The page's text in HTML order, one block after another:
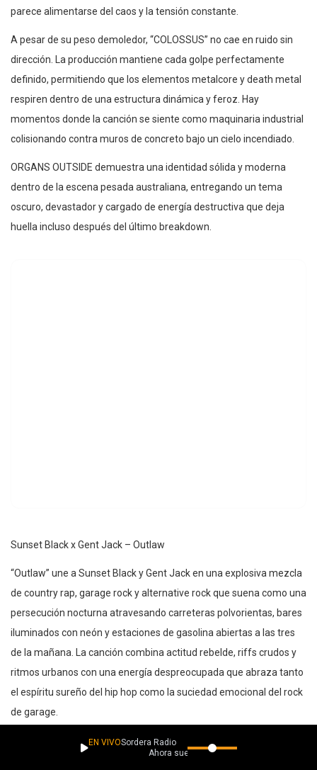
parece alimentarse del caos y la tensión constante.
A pesar de su peso demoledor, “COLOSSUS” no cae en ruido sin
dirección. La producción mantiene cada golpe perfectamente
definido, permitiendo que los elementos metalcore y death metal
respiren dentro de una estructura dinámica y feroz. Hay
momentos donde la canción se siente como maquinaria industrial
colisionando contra muros de concreto bajo un cielo incendiado.
ORGANS OUTSIDE demuestra una identidad sólida y moderna
dentro de la escena pesada australiana, entregando un tema
oscuro, devastador y cargado de energía destructiva que deja
huella incluso después del último breakdown.
Sunset Black x Gent Jack – Outlaw
“Outlaw” une a Sunset Black y Gent Jack en una explosiva mezcla
de country rap, garage rock y alternative rock que suena como una
persecución nocturna atravesando carreteras polvorientas, bares
iluminados con neón y estaciones de gasolina abiertas a las tres
de la mañana. La canción combina actitud rebelde, riffs crudos y
ritmos urbanos con una energía despreocupada que abraza tanto
el espíritu sureño del hip hop como la suciedad emocional del rock
de garage.
Sunset Black aporta presencia dominante y carisma callejero,
EN VIVOSordera Radio
Ahora suena